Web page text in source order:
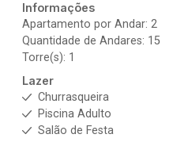
Informações
Apartamento por Andar: 2
Quantidade de Andares: 15
Torre(s): 1
Lazer
Churrasqueira
Piscina Adulto
Salão de Festa